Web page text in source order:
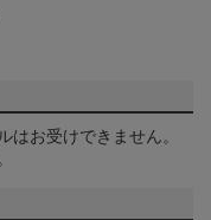
はお受けできません。